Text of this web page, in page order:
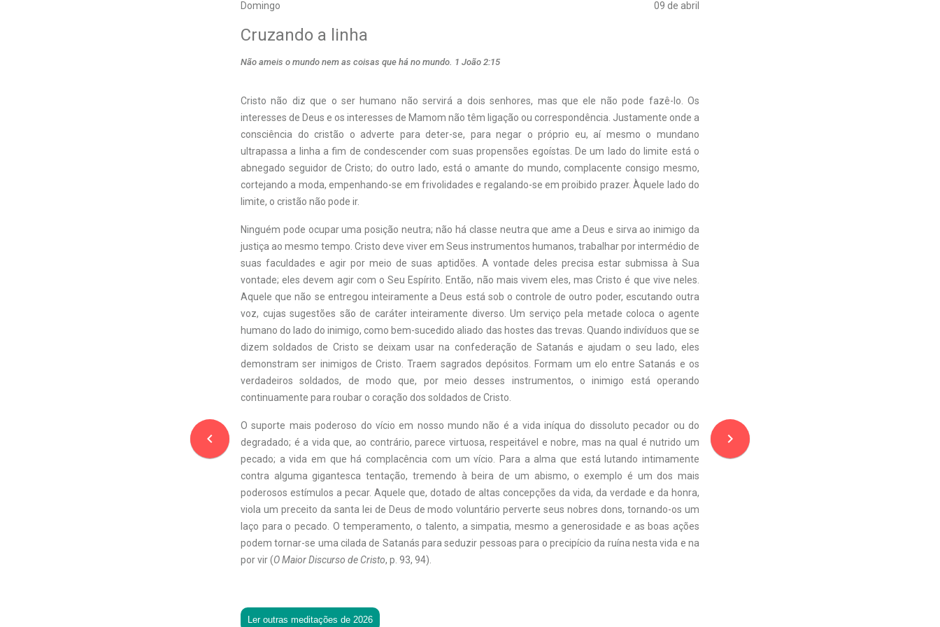
Domingo 09 de abril
navigate_before
Cruzando a linha
Não ameis o mundo nem as coisas que há no mundo. 1 João 2:15
Cristo não diz que o ser humano não servirá a dois senhores, mas que ele não pode fazê-lo. Os
interesses de Deus e os interesses de Mamom não têm ligação ou correspondência. Justamente onde a
consciência do cristão o adverte para deter-se, para negar o próprio eu, aí mesmo o mundano
ultrapassa a linha a fim de condescender com suas propensões egoístas. De um lado do limite está o
abnegado seguidor de Cristo; do outro lado, está o amante do mundo, complacente consigo mesmo,
cortejando a moda, empenhando-se em frivolidades e regalando-se em proibido prazer. Àquele lado do
limite, o cristão não pode ir.
Ninguém pode ocupar uma posição neutra; não há classe neutra que ame a Deus e sirva ao inimigo da
justiça ao mesmo tempo. Cristo deve viver em Seus instrumentos humanos, trabalhar por intermédio de
suas faculdades e agir por meio de suas aptidões. A vontade deles precisa estar submissa à Sua
vontade; eles devem agir com o Seu Espírito. Então, não mais vivem eles, mas Cristo é que vive neles.
Aquele que não se entregou inteiramente a Deus está sob o controle de outro poder, escutando outra
voz, cujas sugestões são de caráter inteiramente diverso. Um serviço pela metade coloca o agente
humano do lado do inimigo, como bem-sucedido aliado das hostes das trevas. Quando indivíduos que se
dizem soldados de Cristo se deixam usar na confederação de Satanás e ajudam o seu lado, eles
demonstram ser inimigos de Cristo. Traem sagrados depósitos. Formam um elo entre Satanás e os
verdadeiros soldados, de modo que, por meio desses instrumentos, o inimigo está operando
continuamente para roubar o coração dos soldados de Cristo.
O suporte mais poderoso do vício em nosso mundo não é a vida iníqua do dissoluto pecador ou do
degradado; é a vida que, ao contrário, parece virtuosa, respeitável e nobre, mas na qual é nutrido um
pecado; a vida em que há complacência com um vício. Para a alma que está lutando intimamente
contra alguma gigantesca tentação, tremendo à beira de um abismo, o exemplo é um dos mais
poderosos estímulos a pecar. Aquele que, dotado de altas concepções da vida, da verdade e da honra,
viola um preceito da santa lei de Deus de modo voluntário perverte seus nobres dons, tornando-os um
laço para o pecado. O temperamento, o talento, a simpatia, mesmo a generosidade e as boas ações
podem tornar-se uma cilada de Satanás para seduzir pessoas para o precipício da ruína nesta vida e na
por vir (O Maior Discurso de Cristo, p. 93, 94).
Ler outras meditações de 2026
navigate_next